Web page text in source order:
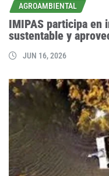
AGROAMBIENTAL
IMIPAS participa en
sustentable y
JUN 16, 2026